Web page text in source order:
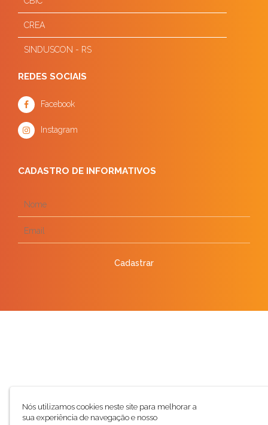
CREA
SINDUSCON - RS
REDES SOCIAIS
Facebook
Instagram
CADASTRO DE INFORMATIVOS
Cadastrar
Nós utilizamos cookies neste site para melhorar a
sua experiência de navegação e nosso